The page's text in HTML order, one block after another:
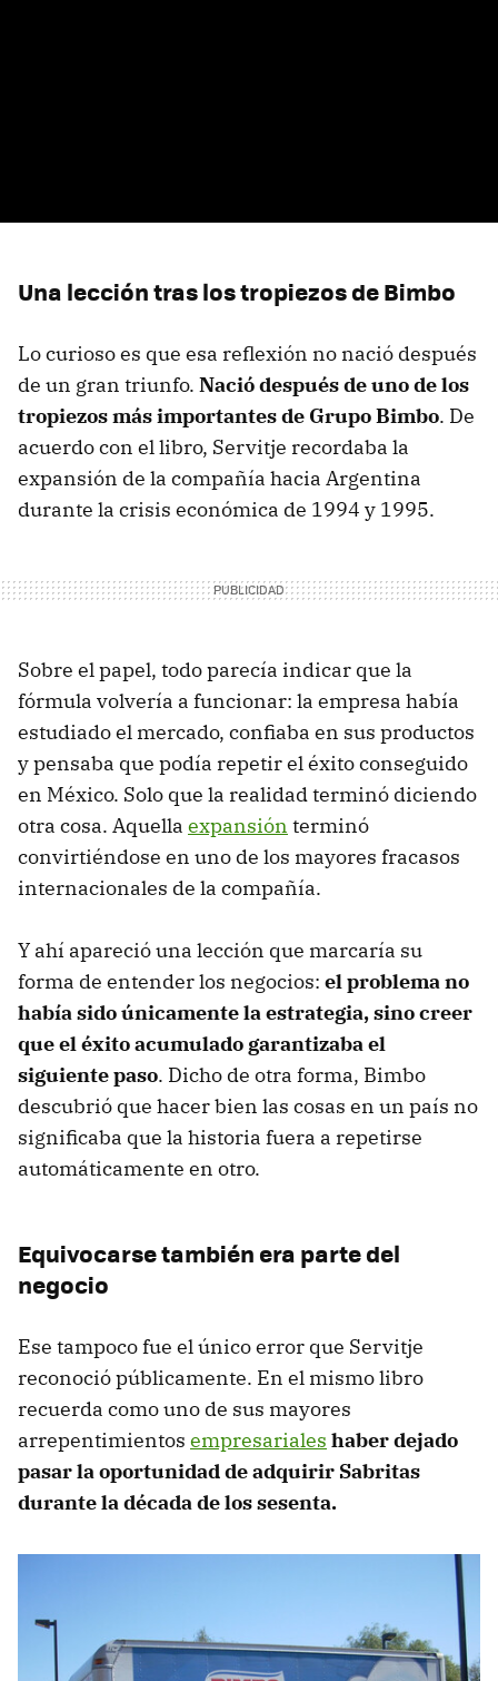
Una lección tras los tropiezos de Bimbo
Lo curioso es que esa reflexión no nació después
de un gran triunfo. Nació después de uno de los
tropiezos más importantes de Grupo Bimbo. De
acuerdo con el libro, Servitje recordaba la
expansión de la compañía hacia Argentina
durante la crisis económica de 1994 y 1995.
Sobre el papel, todo parecía indicar que la
fórmula volvería a funcionar: la empresa había
estudiado el mercado, confiaba en sus productos
y pensaba que podía repetir el éxito conseguido
en México. Solo que la realidad terminó diciendo
otra cosa. Aquella expansión terminó
convirtiéndose en uno de los mayores fracasos
internacionales de la compañía.
Y ahí apareció una lección que marcaría su
forma de entender los negocios: el problema no
había sido únicamente la estrategia, sino creer
que el éxito acumulado garantizaba el
siguiente paso. Dicho de otra forma, Bimbo
descubrió que hacer bien las cosas en un país no
significaba que la historia fuera a repetirse
automáticamente en otro.
Equivocarse también era parte del
negocio
Ese tampoco fue el único error que Servitje
reconoció públicamente. En el mismo libro
recuerda como uno de sus mayores
arrepentimientos empresariales haber dejado
pasar la oportunidad de adquirir Sabritas
durante la década de los sesenta.